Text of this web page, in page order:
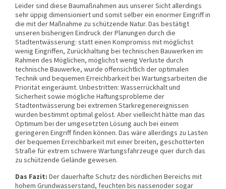
Leider sind diese Baumaßnahmen aus unserer Sicht allerdings
sehr üppig dimensioniert und somit selber ein enormer Eingriff in
die mit der Maßnahme zu schützende Natur. Das bestätigt
unseren bisherigen Eindruck der Planungen durch die
Stadtentwässerung: statt einen Kompromiss mit möglichst
wenig Eingriffen, Zurückhaltung bei technischen Bauwerken im
Rahmen des Möglichen, möglichst wenig Verluste durch
technische Bauwerke, wurde offensichtlich der optimalen
Technik und bequemen Erreichbarkeit bei Wartungsarbeiten die
Priorität eingeräumt. Unbestritten: Wasserrückhalt und
Sicherheit sowie mögliche Haftungsprobleme der
Stadtentwässerung bei extremen Starkregenereignissen
wurden bestimmt optimal gelöst. Aber vielleicht hätte man das
Optimum bei der umgesetzten Lösung auch bei einem
geringeren Eingriff finden können. Das wäre allerdings zu Lasten
der bequemen Erreichbarkeit mit einer breiten, geschotterten
Straße für extrem schwere Wartungsfahrzeuge quer durch das
zu schützende Gelände gewesen.
Das Fazit: Der dauerhafte Schutz des nördlichen Bereichs mit
hohem Grundwasserstand, feuchten bis nassenoder sogar